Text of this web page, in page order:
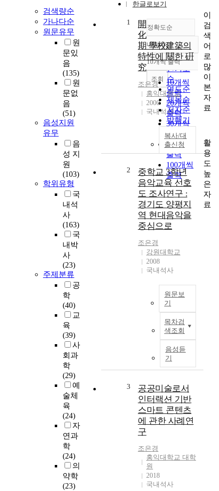
검색량순
가나다순
원문유무
원
문있
음
(135)
원
문없
음
(51)
음성지원
유무
음
성 지
원
(103)
학위유형
국
내석
사
(163)
국
내박
사
(23)
주제분류
공
학
(40)
교
육
(39)
사
회과
학
(29)
예
술체
육
(24)
자
연과
학
(24)
의
약학
(23)
한글로보기
정확도순
정확도
순
인기도
순
연도순
제목순
저자순
발행기
관순
내림차순
내림차순
10개씩 출력
10개씩
출력
20개씩
출력
30개씩
출력
50개씩
출력
100개씩
출력
조회
1
開
化
期 學校建築의
特性에 關한 硏
究
조은경
홍익대학교
2000
국내석사
복사/대
출신청
2
중학교 3학년
음악교육 선호
도 조사연구 :
경기도 양평지
역 현대음악을
중심으로
조은경
강원대학교
2008
국내석사
원문보
기
목차검
색조회
음성듣
기
3
공공미술로서
인터랙션 기반
스마트 콘텐츠
에 관한 사례연
구
조은경
홍익대학교 대학
원
2018
국내석사
이
검
색
어
로
많
이
본
자
료
활
용
도
높
은
자
료